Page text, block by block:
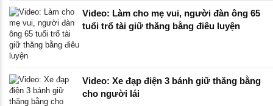
Video: Làm cho mẹ vui, người đàn ông 65
tuổi trổ tài giữ thăng bằng điêu luyện
Video: Xe đạp điện 3 bánh giữ thăng bằng
cho người lái